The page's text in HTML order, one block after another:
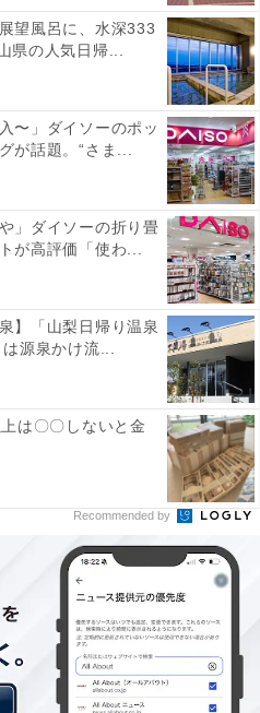
望風呂に、水深333
県の人気日帰...
〜」ダイソーのポッ
が話題。“さま...
」ダイソーの折り畳
が高評価「使わ...
】「山梨日帰り温泉
源泉かけ流...
は〇〇しないと金
Recommended by